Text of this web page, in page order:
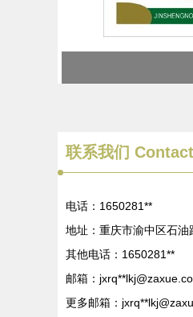
联系我们 Contact
电话：1650281**
地址：重庆市渝中区石
其他电话：1650281**
邮箱：jxrq**
更多邮箱：jxrq**